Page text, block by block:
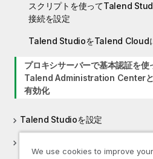
スクリプトを使ってTalend
接続を設定
Talend StudioをTalend Cloud
プロキシサーバーで基本認証を使
Talend Administration Center
有効化
Talend Studioを設定
We use cookies to improve